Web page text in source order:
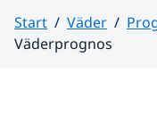
Start Väder
Väderprognos